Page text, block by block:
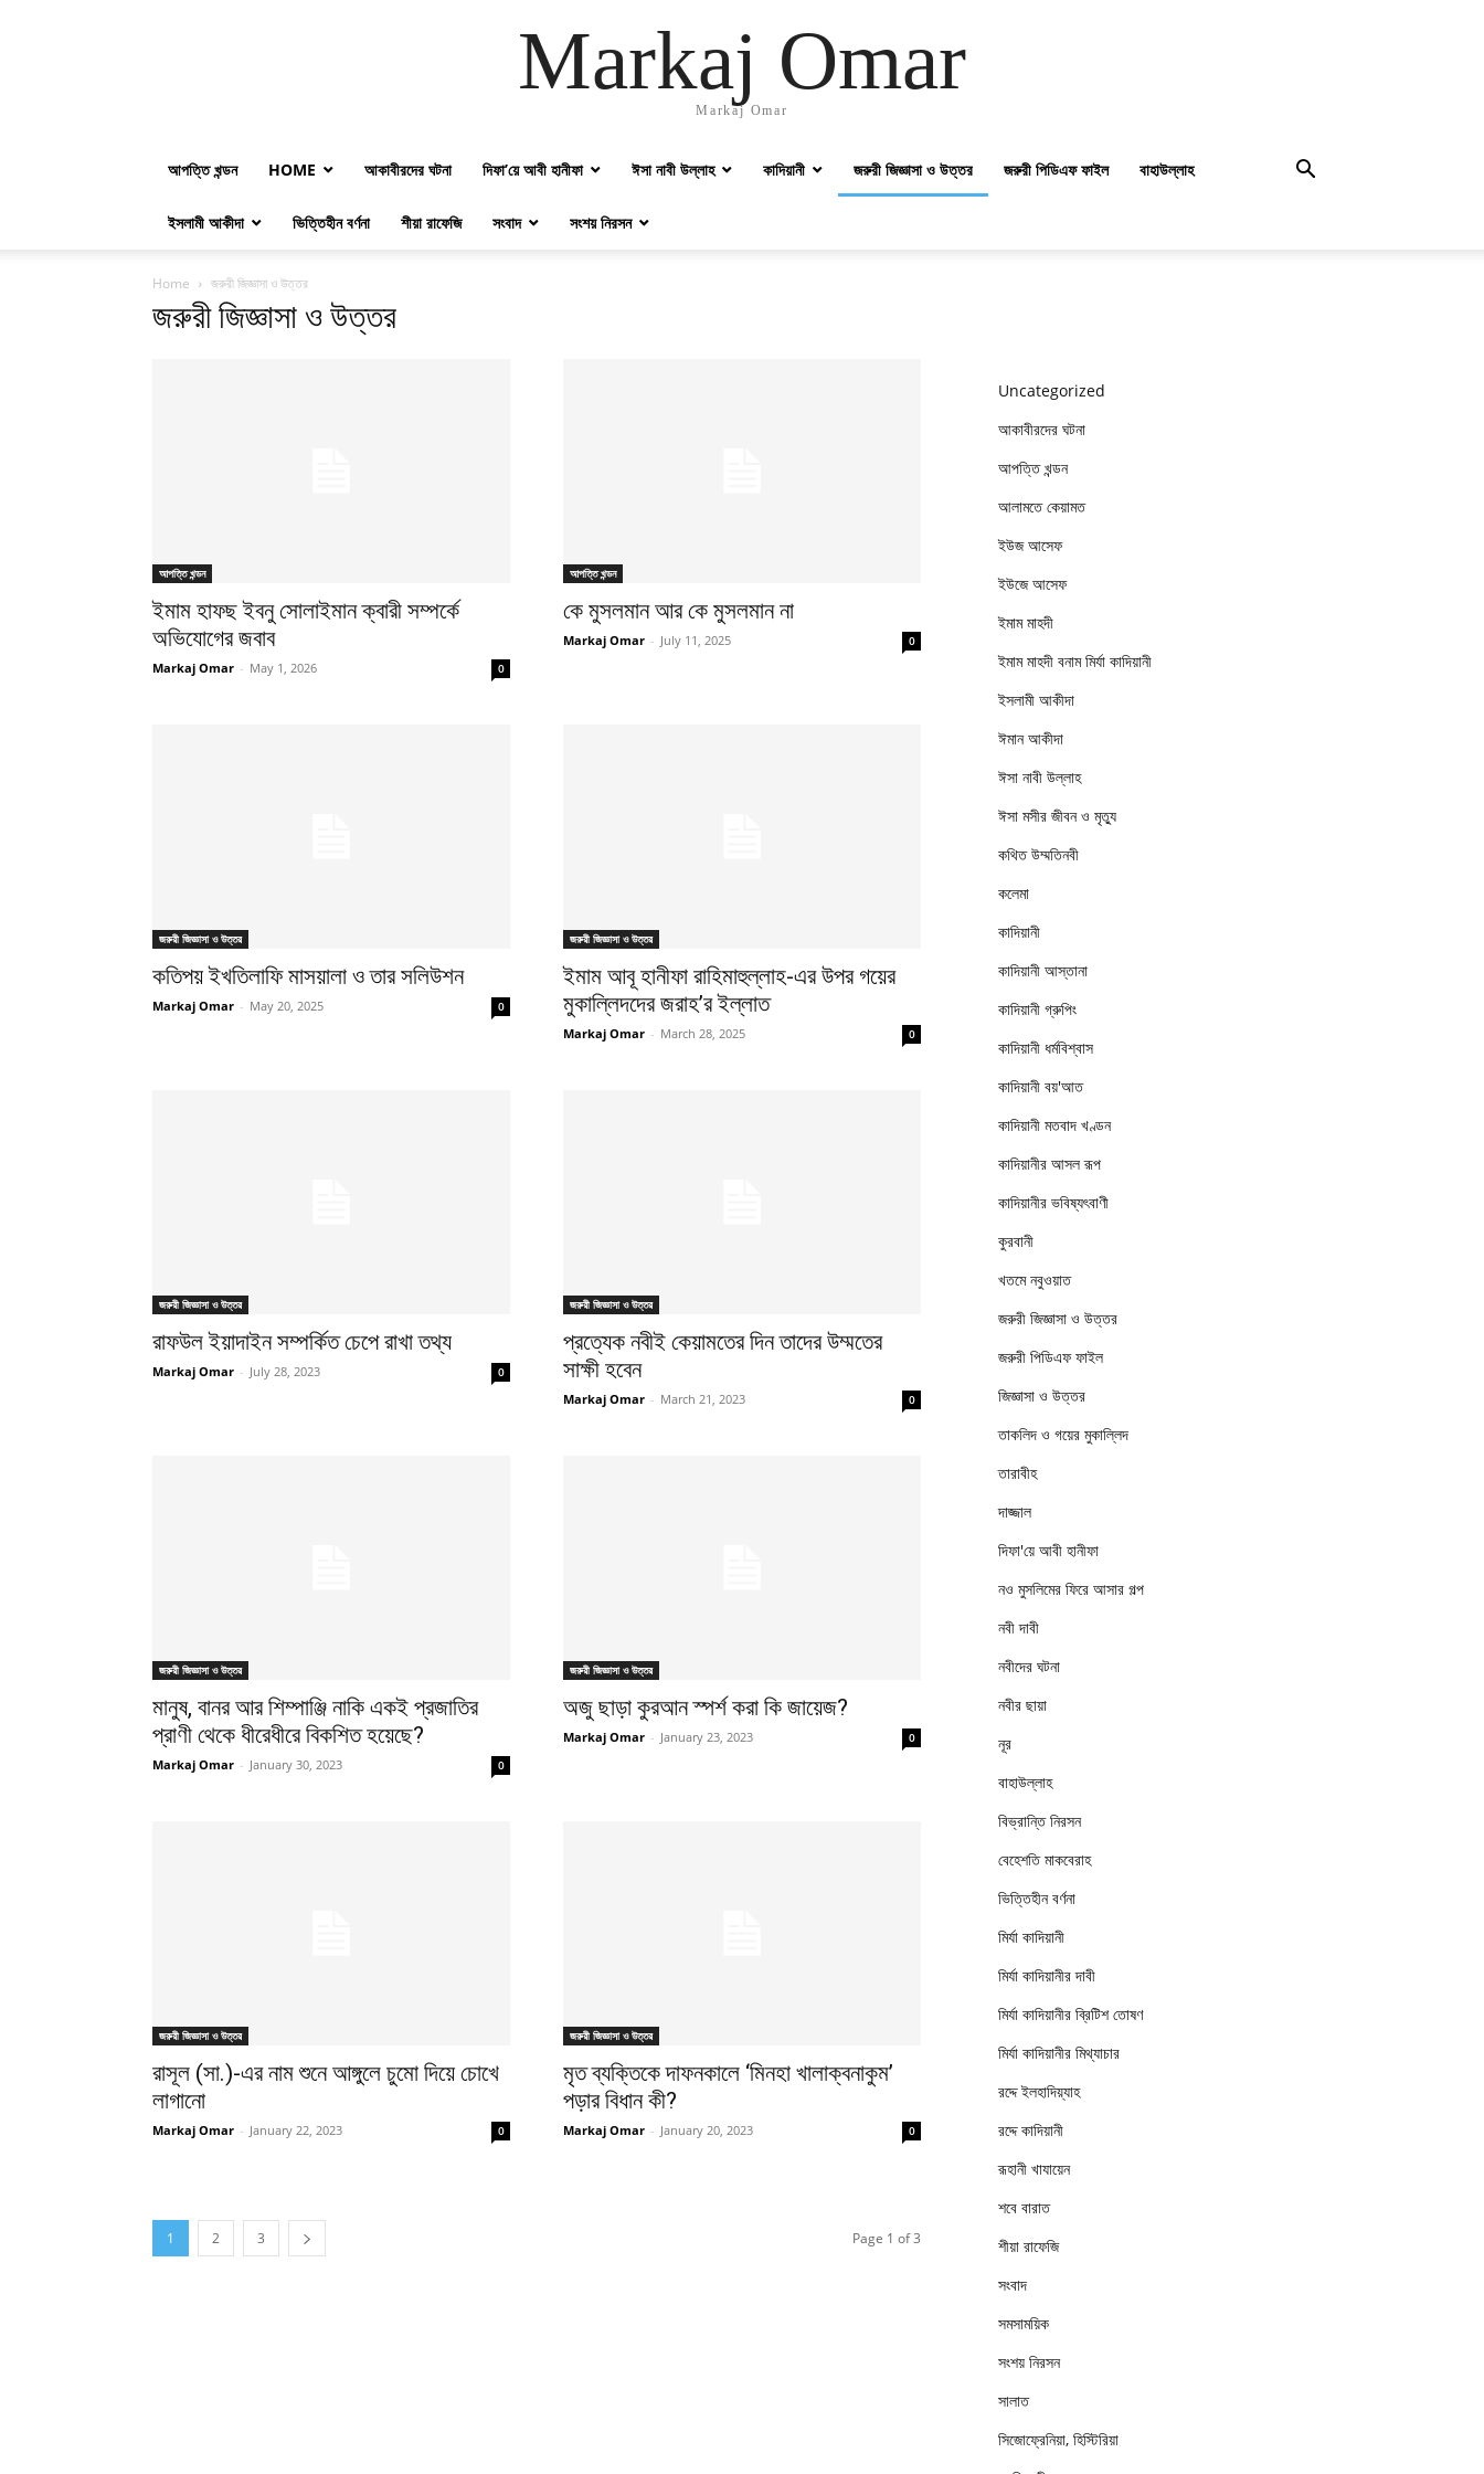
Markaj Omar
Markaj Omar
আপত্তি খন্ডন HOME আকাবীরদের ঘটনা দিফা’য়ে আবী হানীফা ঈসা নাবী উল্লাহ কাদিয়ানী জরুরী জিজ্ঞাসা ও উত্তর জরুরী পিডিএফ ফাইল বাহাউল্লাহ
ইসলামী আকীদা ভিত্তিহীন বর্ণনা শীয়া রাফেজি সংবাদ সংশয় নিরসন
Home জরুরী জিজ্ঞাসা ও উত্তর
জরুরী জিজ্ঞাসা ও উত্তর
আপত্তি খন্ডন
ইমাম হাফছ ইবনু সোলাইমান ক্বারী সম্পর্কে
অভিযোগের জবাব
Markaj Omar - May 1, 2026 0
আপত্তি খন্ডন
কে মুসলমান আর কে মুসলমান না
Markaj Omar - July 11, 2025 0
জরুরী জিজ্ঞাসা ও উত্তর
কতিপয় ইখতিলাফি মাসয়ালা ও তার সলিউশন
Markaj Omar - May 20, 2025 0
জরুরী জিজ্ঞাসা ও উত্তর
ইমাম আবূ হানীফা রাহিমাহুল্লাহ-এর উপর গয়ের
মুকাল্লিদদের জরাহ’র ইল্লাত
Markaj Omar - March 28, 2025 0
জরুরী জিজ্ঞাসা ও উত্তর
রাফউল ইয়াদাইন সম্পর্কিত চেপে রাখা তথ্য
Markaj Omar - July 28, 2023 0
জরুরী জিজ্ঞাসা ও উত্তর
প্রত্যেক নবীই কেয়ামতের দিন তাদের উম্মতের
সাক্ষী হবেন
Markaj Omar - March 21, 2023 0
জরুরী জিজ্ঞাসা ও উত্তর
মানুষ, বানর আর শিম্পাঞ্জি নাকি একই প্রজাতির
প্রাণী থেকে ধীরেধীরে বিকশিত হয়েছে?
Markaj Omar - January 30, 2023 0
জরুরী জিজ্ঞাসা ও উত্তর
অজু ছাড়া কুরআন স্পর্শ করা কি জায়েজ?
Markaj Omar - January 23, 2023 0
জরুরী জিজ্ঞাসা ও উত্তর
রাসূল (সা.)-এর নাম শুনে আঙ্গুলে চুমো দিয়ে চোখে
লাগানো
Markaj Omar - January 22, 2023 0
জরুরী জিজ্ঞাসা ও উত্তর
মৃত ব্যক্তিকে দাফনকালে ‘মিনহা খালাক্বনাকুম’
পড়ার বিধান কী?
Markaj Omar - January 20, 2023 0
1 2 3 Page 1 of 3
Uncategorized
আকাবীরদের ঘটনা
আপত্তি খন্ডন
আলামতে কেয়ামত
ইউজ আসেফ
ইউজে আসেফ
ইমাম মাহদী
ইমাম মাহদী বনাম মির্যা কাদিয়ানী
ইসলামী আকীদা
ঈমান আকীদা
ঈসা নাবী উল্লাহ
ঈসা মসীর জীবন ও মৃত্যু
কথিত উম্মতিনবী
কলেমা
কাদিয়ানী
কাদিয়ানী আস্তানা
কাদিয়ানী গ্রুপিং
কাদিয়ানী ধর্মবিশ্বাস
কাদিয়ানী বয়'আত
কাদিয়ানী মতবাদ খণ্ডন
কাদিয়ানীর আসল রূপ
কাদিয়ানীর ভবিষ্যৎবাণী
কুরবানী
খতমে নবুওয়াত
জরুরী জিজ্ঞাসা ও উত্তর
জরুরী পিডিএফ ফাইল
জিজ্ঞাসা ও উত্তর
তাকলিদ ও গয়ের মুকাল্লিদ
তারাবীহ
দাজ্জাল
দিফা'য়ে আবী হানীফা
নও মুসলিমের ফিরে আসার গল্প
নবী দাবী
নবীদের ঘটনা
নবীর ছায়া
নূর
বাহাউল্লাহ
বিভ্রান্তি নিরসন
বেহেশতি মাকবেরাহ
ভিত্তিহীন বর্ণনা
মির্যা কাদিয়ানী
মির্যা কাদিয়ানীর দাবী
মির্যা কাদিয়ানীর ব্রিটিশ তোষণ
মির্যা কাদিয়ানীর মিথ্যাচার
রদ্দে ইলহাদিয়্যাহ
রদ্দে কাদিয়ানী
রূহানী খাযায়েন
শবে বারাত
শীয়া রাফেজি
সংবাদ
সমসাময়িক
সংশয় নিরসন
সালাত
সিজোফ্রেনিয়া, হিস্টিরিয়া